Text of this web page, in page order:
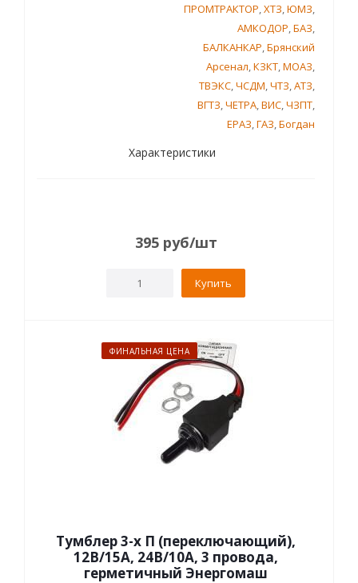
ПРОМТРАКТОР,ХТЗ,ЮМЗ,
АМКОДОР,БАЗ,
БАЛКАНКАР,Брянский
Арсенал,КЗКТ,МОАЗ,
ТВЭКС,ЧСДМ,ЧТЗ,АТЗ,
ВГТЗ,ЧЕТРА,ВИС,ЧЗПТ,
ЕРАЗ,ГАЗ,Богдан
Характеристики
395 руб/шт
Купить
ФИНАЛЬНАЯ ЦЕНА
Тумблер 3-х П (переключающий),
12В/15А, 24В/10А, 3 провода,
герметичный Энергомаш